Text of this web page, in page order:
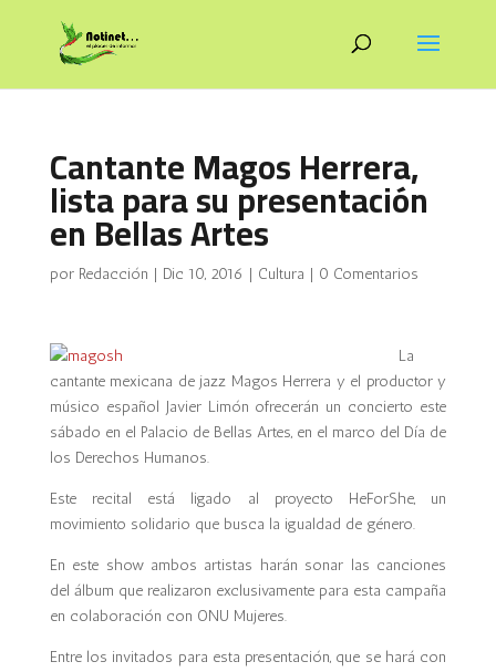
Cantante Magos Herrera,
lista para su presentación
en Bellas Artes
por Redacción | Dic 10, 2016 | Cultura | 0 Comentarios
La
cantante mexicana de jazz Magos Herrera y el productor y
músico español Javier Limón ofrecerán un concierto este
sábado en el Palacio de Bellas Artes, en el marco del Día de
los Derechos Humanos.
Este recital está ligado al proyecto HeForShe, un
movimiento solidario que busca la igualdad de género.
En este show ambos artistas harán sonar las canciones
del álbum que realizaron exclusivamente para esta campaña
en colaboración con ONU Mujeres.
Entre los invitados para esta presentación, que se hará con